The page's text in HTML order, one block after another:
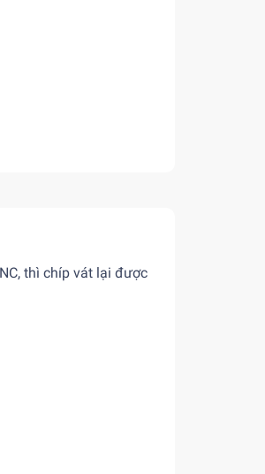
thì chíp vát lại được